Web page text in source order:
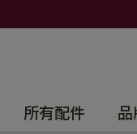
所有配件